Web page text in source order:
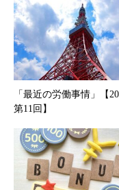
「最近の労働事情」【
第11回】